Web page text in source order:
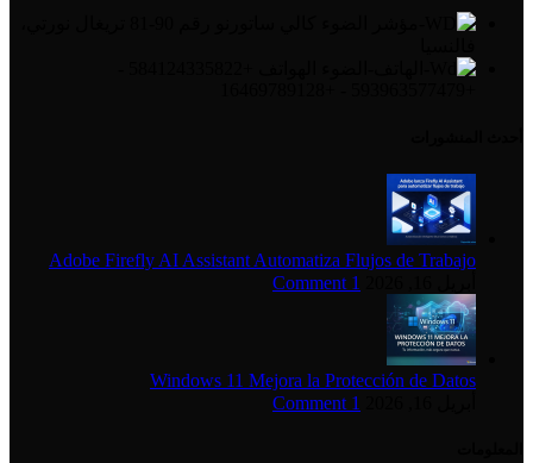
Adobe Firefly AI Assistant Automatiza Flujos de Trabajo
1 Comment
Windows 11 Mejora la Protección de Datos
1 Comment